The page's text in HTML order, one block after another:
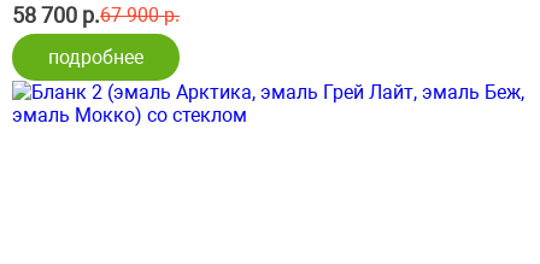
58 700 р.67 900 р.
подробнее